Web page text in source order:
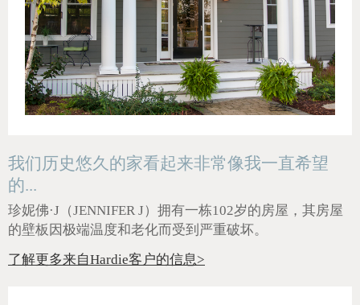
我们历史悠久的家看起来非常像我一直希望
的...
珍妮佛·J（JENNIFER J） 拥有一栋102岁的房屋，其房屋
的壁板因极端温度和老化而受到严重破坏。
了解更多来自Hardie客户的信息>